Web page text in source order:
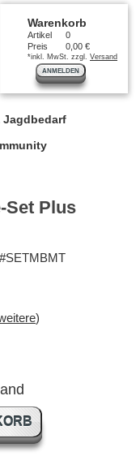
Warenkorb
Artikel
0
Preis
0,00 €
*inkl. MwSt. zzgl. Versand
ANMELDEN
Jagdbedarf
Set Plus
)